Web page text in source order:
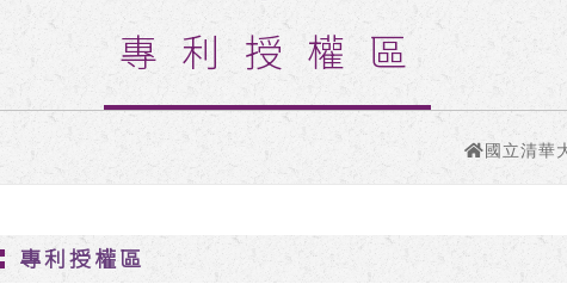
專利授權區
國立清華
專利授權區